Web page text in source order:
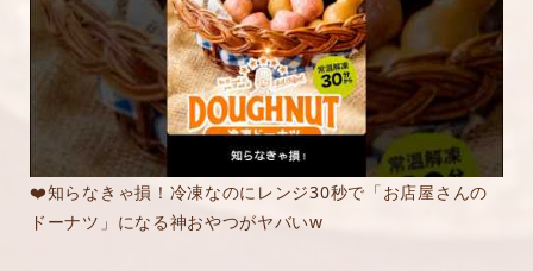
❤️知らなきゃ損！冷凍なのにレンジ30秒で「お店屋さんの
ドーナツ」になる神おやつがヤバいw